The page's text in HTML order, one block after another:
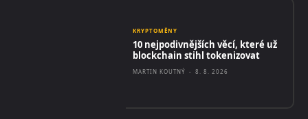
KRYPTOMĚNY
10 nejpodivnějších věcí, které už
blockchain stihl tokenizovat
MARTIN KOUTNÝ - 8. 8. 2026